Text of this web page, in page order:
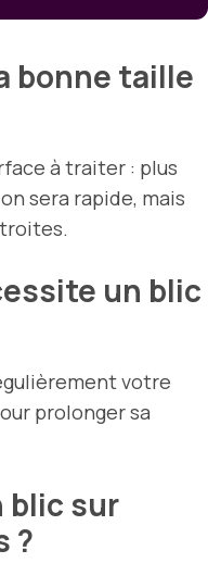
bonne taille
à traiter : plus
sera rapide, mais
un blic
votre
prolonger sa
blic sur
?